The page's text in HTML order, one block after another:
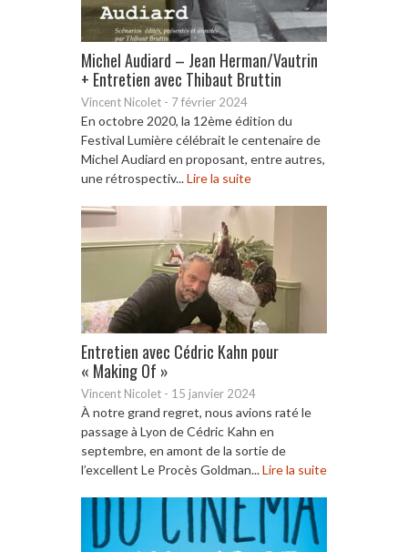
Michel Audiard – Jean Herman/Vautrin
+ Entretien avec Thibaut Bruttin
Vincent Nicolet - 7 février 2024
En octobre 2020, la 12ème édition du
Festival Lumière célébrait le centenaire de
Michel Audiard en proposant, entre autres,
une rétrospectiv...Lire la suite
Entretien avec Cédric Kahn pour
« Making Of »
Vincent Nicolet - 15 janvier 2024
À notre grand regret, nous avions raté le
passage à Lyon de Cédric Kahn en
septembre, en amont de la sortie de
l’excellent Le Procès Goldman...Lire la suite